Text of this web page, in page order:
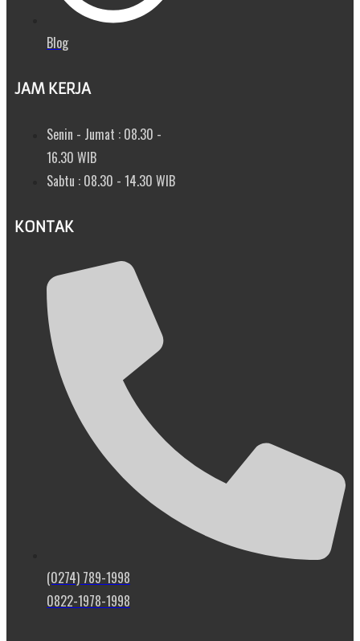
Blog
JAM KERJA
Senin - Jumat : 08.30 -
16.30 WIB
Sabtu : 08.30 - 14.30 WIB
KONTAK
(0274) 789-1998
0822-1978-1998